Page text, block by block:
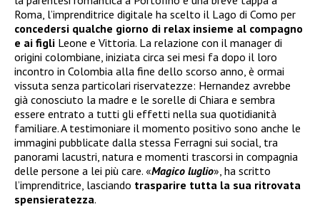
Roma, l’imprenditrice digitale ha scelto il Lago di Como per
concedersi qualche giorno di relax insieme al compagno
e ai figli Leone e Vittoria. La relazione con il manager di
origini colombiane, iniziata circa sei mesi fa dopo il loro
incontro in Colombia alla fine dello scorso anno, è ormai
vissuta senza particolari riservatezze: Hernandez avrebbe
già conosciuto la madre e le sorelle di Chiara e sembra
essere entrato a tutti gli effetti nella sua quotidianità
familiare. A testimoniare il momento positivo sono anche le
immagini pubblicate dalla stessa Ferragni sui social, tra
panorami lacustri, natura e momenti trascorsi in compagnia
delle persone a lei più care. «Magico luglio», ha scritto
l’imprenditrice, lasciando trasparire tutta la sua ritrovata
spensieratezza.